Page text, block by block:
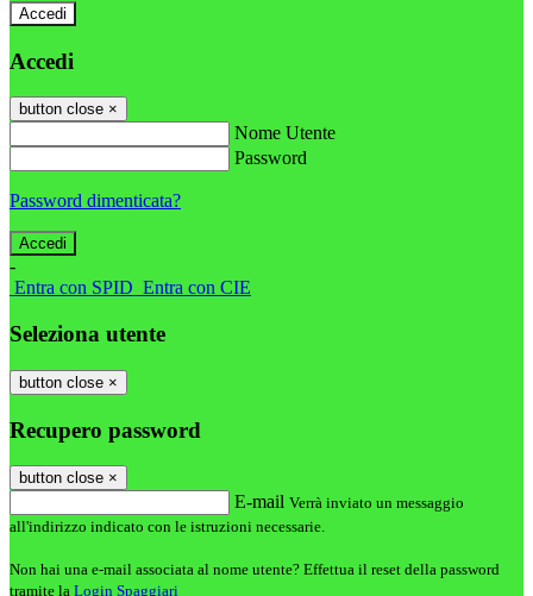
Accedi
Accedi
button close ×
Nome Utente
Password
Password dimenticata?
-
Entra con SPID Entra con CIE
Seleziona utente
button close ×
Recupero password
button close ×
E-mail Verrà inviato un messaggio
all'indirizzo indicato con le istruzioni necessarie.
Non hai una e-mail associata al nome utente? Effettua il reset della password
tramite la Login Spaggiari